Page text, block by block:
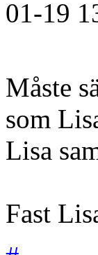
01-19
Måste
som
Lisa
Fast